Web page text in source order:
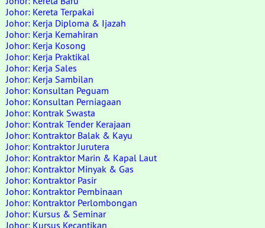
Johor: Kereta Terpakai
Johor: Kerja Diploma & Ijazah
Johor: Kerja Kemahiran
Johor: Kerja Kosong
Johor: Kerja Praktikal
Johor: Kerja Sales
Johor: Kerja Sambilan
Johor: Konsultan Peguam
Johor: Konsultan Perniagaan
Johor: Kontrak Swasta
Johor: Kontrak Tender Kerajaan
Johor: Kontraktor Balak & Kayu
Johor: Kontraktor Jurutera
Johor: Kontraktor Marin & Kapal Laut
Johor: Kontraktor Minyak & Gas
Johor: Kontraktor Pasir
Johor: Kontraktor Pembinaan
Johor: Kontraktor Perlombongan
Johor: Kursus & Seminar
Johor: Kursus Kecantikan